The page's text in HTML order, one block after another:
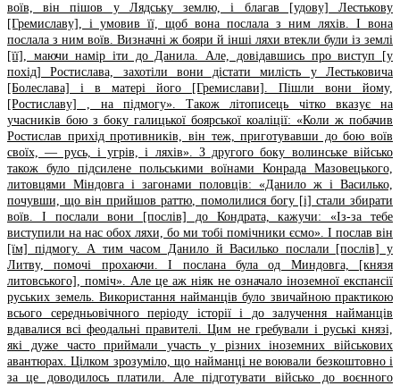
воїв, він пішов у Лядську землю, і благав [удову] Лестькову
[Гремиславу], і умовив її, щоб вона послала з ним ляхів. І вона
послала з ним воїв. Визначні ж бояри й інші ляхи втекли були із землі
[її], маючи намір іти до Данила. Але, довідавшись про виступ [у
похід] Ростислава, захотіли вони дістати милість у Лестьковича
[Болеслава] і в матері його [Гремислави]. Пішли вони йому,
[Ростиславу] , на підмогу». Також літописець чітко вказує на
учасників бою з боку галицької боярської коаліції: «Коли ж побачив
Ростислав прихід противників, він теж, приготувавши до бою воїв
своїх, — русь, і угрів, і ляхів». З другого боку волинське військо
також було підсилене польськими воїнами Конрада Мазовецького,
литовцями Міндовга і загонами половців: «Данило ж і Василько,
почувши, що він прийшов раттю, помолилися богу [і] стали збирати
воїв. І послали вони [послів] до Кондрата, кажучи: «Із-за тебе
виступили на нас обох ляхи, бо ми тобі помічники єсмо». І послав він
[їм] підмогу. А тим часом Данило й Василько послали [послів] у
Литву, помочі прохаючи. І послана була од Миндовга, [князя
литовського], поміч». Але це аж ніяк не означало іноземної експансії
руських земель. Використання найманців було звичайною практикою
всього середньовічного періоду історії і до залучення найманців
вдавалися всі феодальні правителі. Цим не гребували і руські князі,
які дуже часто приймали участь у різних іноземних військових
авантюрах. Цілком зрозуміло, що найманці не воювали безкоштовно і
за це доводилось платили. Але підготувати військо до воєнного